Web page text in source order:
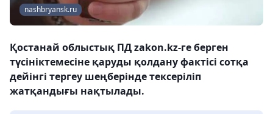
nashbryansk.ru
Қостанай облыстық ПД zakon.kz-ге берген
түсініктемесіне қаруды қолдану фактісі сотқа
дейінгі тергеу шеңберінде тексеріліп
жатқандығы нақтылады.